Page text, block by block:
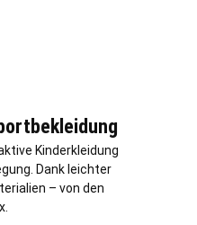
Kinderkleidung
Dank leichter
– von den